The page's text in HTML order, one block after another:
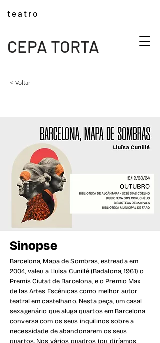
CEPA TORTA
t e a t r o
< Voltar
Sinopse
Barcelona, Mapa de Sombras, estreada em
2004, valeu a Lluïsa Cunillé (Badalona, 1961) o
Premis Ciutat de Barcelona, e o Premio Max
de las Artes Escénicas como melhor autor
teatral em castelhano. Nesta peça, um casal
sexagenário que aluga quartos em Barcelona
conversa com os seus inquilinos sobre a
necessidade de abandonarem os seus